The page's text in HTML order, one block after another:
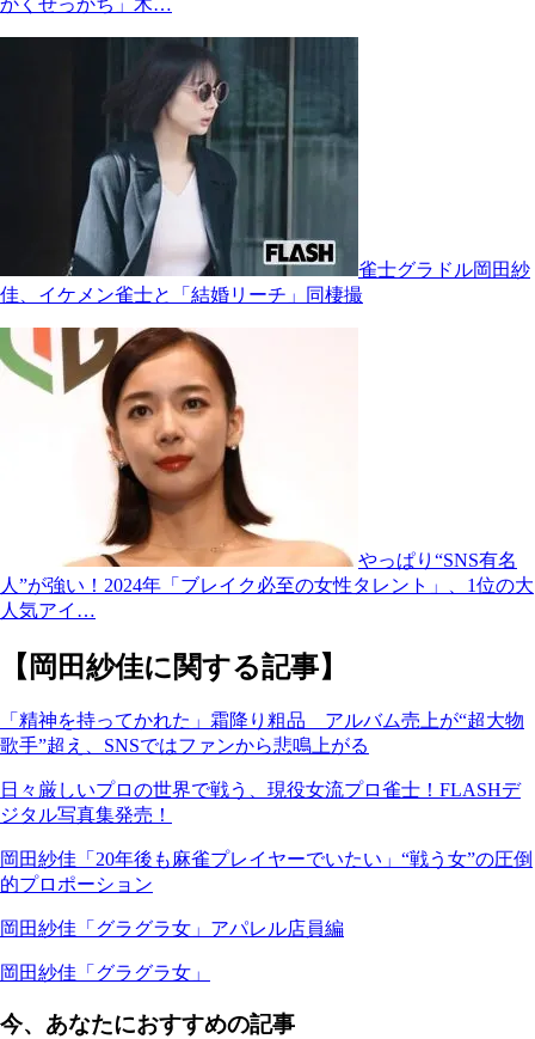
雀士グラドル岡田紗
佳、イケメン雀士と「結婚リーチ」同棲撮
やっぱり“SNS有名
人”が強い！2024年「ブレイク必至の女性タレント」、1位の大
人気アイ…
【岡田紗佳に関する記事】
「精神を持ってかれた」霜降り粗品 アルバム売上が“超大物
歌手”超え、SNSではファンから悲鳴上がる
日々厳しいプロの世界で戦う、現役女流プロ雀士！FLASHデ
ジタル写真集発売！
岡田紗佳「20年後も麻雀プレイヤーでいたい」“戦う女”の圧倒
的プロポーション
岡田紗佳「グラグラ女」アパレル店員編
岡田紗佳「グラグラ女」
今、あなたにおすすめの記事